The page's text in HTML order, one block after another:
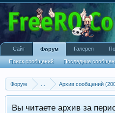
Форум Архив сообщений
Вы читаете архив за
Сайт Форум
Поиск сообщений Последние
Галерея